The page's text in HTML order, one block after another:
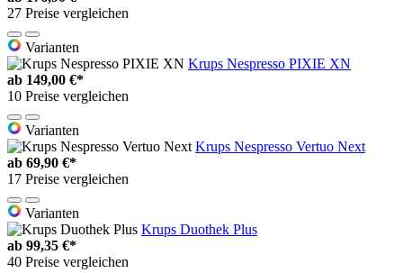
27 Preise vergleichen
Varianten
Krups Nespresso PIXIE XN
ab 149,00 €*
10 Preise vergleichen
Varianten
Krups Nespresso Vertuo Next
ab 69,90 €*
17 Preise vergleichen
Varianten
Krups Duothek Plus
ab 99,35 €*
40 Preise vergleichen